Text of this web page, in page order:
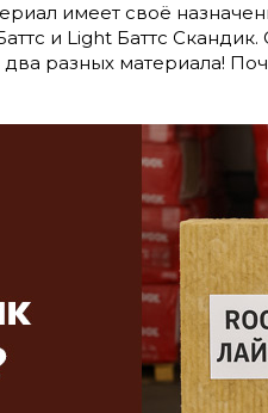
имеет своё
и Light Баттс
разных материала!